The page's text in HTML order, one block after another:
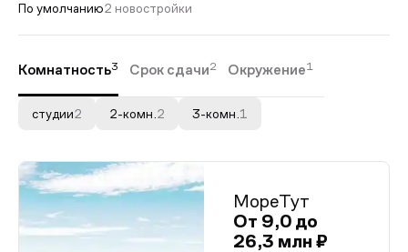
По умолчанию2 новостройки
Комнатность3 Срок сдачи2 Окружение1
студии2 2-комн. 2 3-комн. 1
МореТут
От 9,0 до
26,3 млн ₽